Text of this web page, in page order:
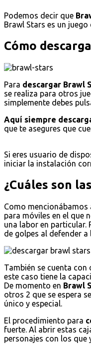
Podemos decir que
Brawl Stars es un
Cómo
Para descargar Brawl
se realiza para otros
simplemente debes
Aquí siempre
que te asegures que
Si eres usuario de
iniciar la instalación
¿Cuáles son
Como mencionábamos
para móviles en el que
una labor en particular.
de golpes al defender a
También se cuenta
este caso tiene la
De momento en Brawl
otros 2 que se espera
único y especial.
El procedimiento para
fuerte. Al abrir estas
personajes con los que